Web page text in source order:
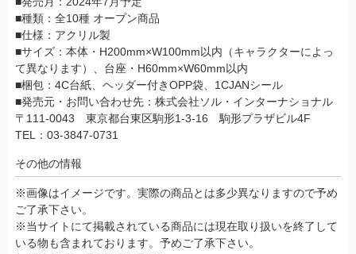
■種類：全10種 オープン商品
■仕様：アクリル製
■サイズ：本体・H200mm×W100mm以内（キャラクターによっ
て異なります）、台座・H60mm×W60mm以内
■梱包：4C台紙、ヘッダー付きOPP袋、1CJANシール
■発売元・お問い合わせ先：株式会社ソル・インターナショナル
〒111-0043 東京都台東区駒形1-3-16 駒形プラザビル4F
TEL：03-3847-0731
その他の情報
※画像はイメージです。実際の商品とは多少異なりますので予め
ご了承下さい。
※当サイトにて掲載されている商品には現在取り扱いを終了して
いる物も含まれております。予めご了承下さい。